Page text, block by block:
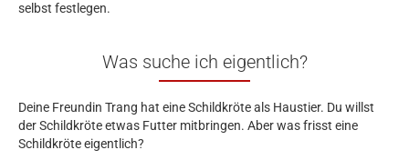
selbst festlegen.
Was suche ich eigentlich?
Deine Freundin Trang hat eine Schildkröte als Haustier. Du willst
der Schildkröte etwas Futter mitbringen. Aber was frisst eine
Schildkröte eigentlich?